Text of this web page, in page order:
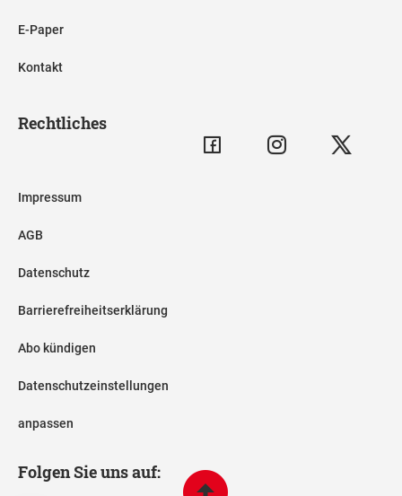
E-Paper
Kontakt
Rechtliches
Impressum
AGB
Datenschutz
Barrierefreiheitserklärung
Abo kündigen
Datenschutzeinstellungen
anpassen
Folgen Sie uns auf: